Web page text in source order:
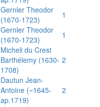
Gernler Theodor
(1670-1723)
1
Gernler Theodor
(1670-1723)
1
Micheli du Crest
Barthélemy (1630-
1708)
2
Dautun Jean-
Antoine (~1645-
ap.1719)
2